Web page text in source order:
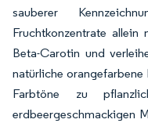
sauberer
Fruchtkonzentrate
Beta-Carotin und
natürliche orangefarbene
Farbtöne zu
erdbeergeschmackigen